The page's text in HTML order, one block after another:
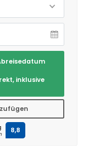
inklusive
8,8